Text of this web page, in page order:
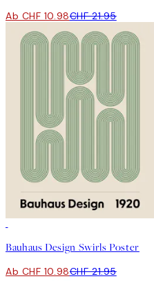
Ab CHF 10.98CHF 21.95
Bauhaus Design Swirls Poster
Ab CHF 10.98CHF 21.95